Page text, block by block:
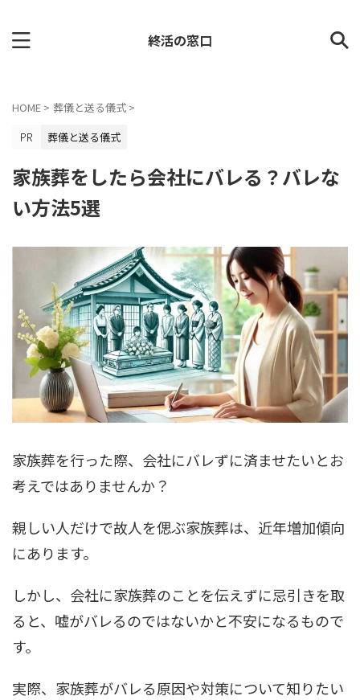
終活の窓口
HOME > 葬儀と送る儀式 >
葬儀と送る儀式
家族葬をしたら会社にバレる？バレな
い方法5選
家族葬を行った際、会社にバレずに済ませたいとお
考えではありませんか？
親しい人だけで故人を偲ぶ家族葬は、近年増加傾向
にあります。
しかし、会社に家族葬のことを伝えずに忌引きを取
ると、嘘がバレるのではないかと不安になるもので
す。
実際、家族葬がバレる原因や対策について知りたい